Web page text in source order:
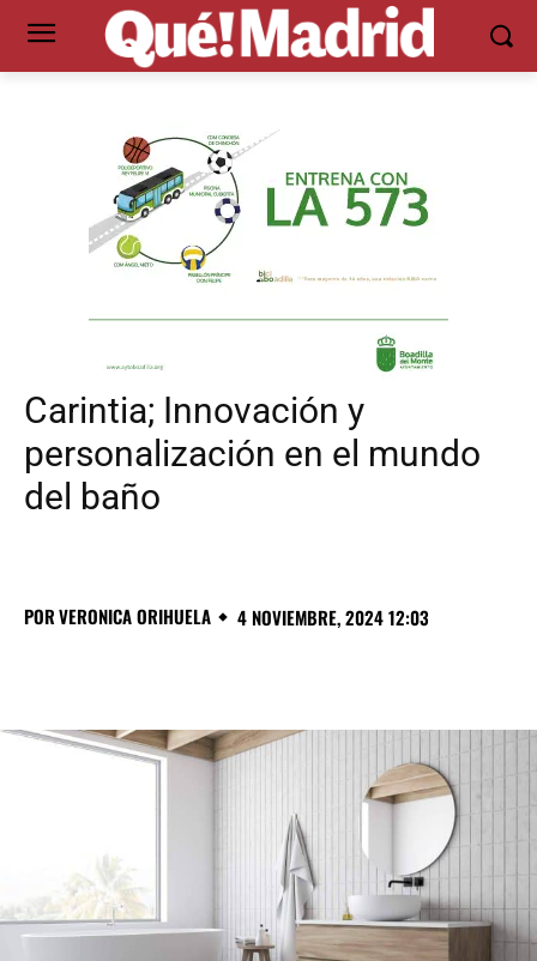
Carintia; Innovación y
personalización en el mundo
del baño
PORVERONICA ORIHUELA 4 NOVIEMBRE, 2024 12:03